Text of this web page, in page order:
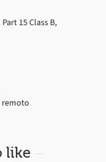
Part 15 Class B,
remoto
like